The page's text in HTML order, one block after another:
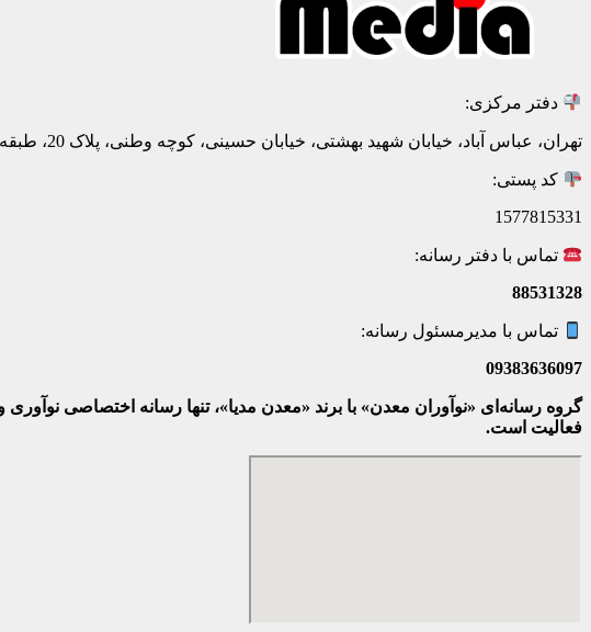
دفتر مرکزی:
تهران، عباس آباد، خیابان شهید بهشتی، خیابان حسینی، کوچه وطنی، پلاک 20، طبقه 4
کد پستی:
1577815331
تماس با دفتر رسانه:
88531328
تماس با مدیرمسئول رسانه:
09383636097
گروه رسانه‌ای «نوآوران معدن» با برند «معدن مدیا»، تنها رسانه اختصاصی
فعالیت است.